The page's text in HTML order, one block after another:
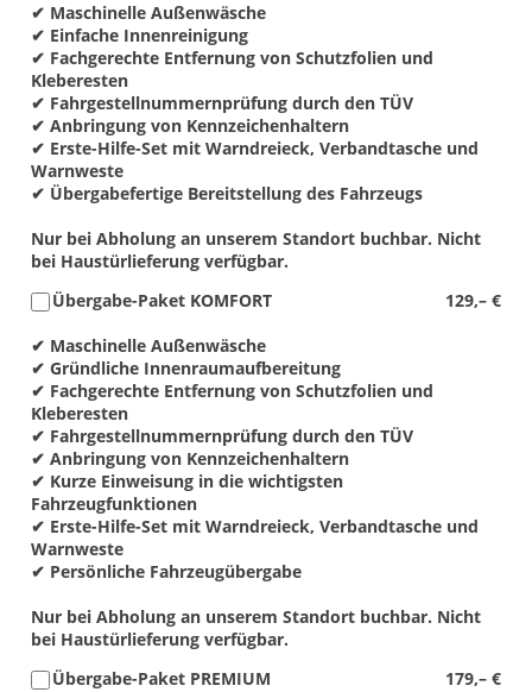
✔ Maschinelle Außenwäsche
✔ Einfache Innenreinigung
✔ Fachgerechte Entfernung von Schutzfolien und
Kleberesten
✔ Fahrgestellnummernprüfung durch den TÜV
✔ Anbringung von Kennzeichenhaltern
✔ Erste-Hilfe-Set mit Warndreieck, Verbandtasche und
Warnweste
✔ Übergabefertige Bereitstellung des Fahrzeugs
Nur bei Abholung an unserem Standort buchbar. Nicht
bei Haustürlieferung verfügbar.
129,– €
Übergabe-Paket KOMFORT
✔ Maschinelle Außenwäsche
✔ Gründliche Innenraumaufbereitung
✔ Fachgerechte Entfernung von Schutzfolien und
Kleberesten
✔ Fahrgestellnummernprüfung durch den TÜV
✔ Anbringung von Kennzeichenhaltern
✔ Kurze Einweisung in die wichtigsten
Fahrzeugfunktionen
✔ Erste-Hilfe-Set mit Warndreieck, Verbandtasche und
Warnweste
✔ Persönliche Fahrzeugübergabe
Nur bei Abholung an unserem Standort buchbar. Nicht
bei Haustürlieferung verfügbar.
179,– €
Übergabe-Paket PREMIUM